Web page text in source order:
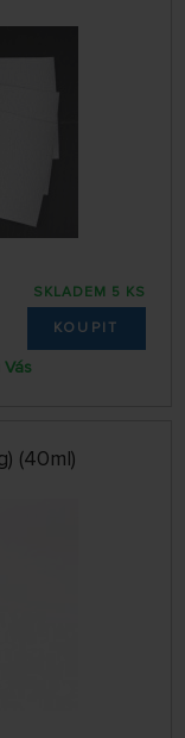
SKLADEM 5 KS
KOUPIT
(40ml)